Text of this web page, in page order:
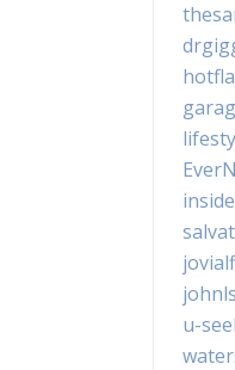
u-